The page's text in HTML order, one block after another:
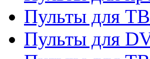
Пульты для ТВ
Пульты для